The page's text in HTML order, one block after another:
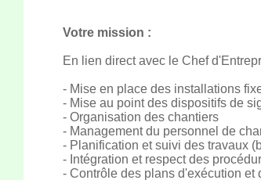
Votre mission :
En lien direct avec le Chef
- Mise en place des installations
- Mise au point des dispositifs de
- Organisation des chantiers
- Management du personnel de
- Planification et suivi des travaux
- Intégration et respect des
- Contrôle des plans d'exécution et